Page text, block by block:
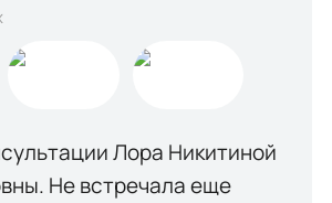
Лора Никитиной
Не встречала еще